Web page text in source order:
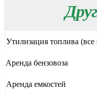
Утилизация топлива
Аренда бензовоза
Аренда емкостей